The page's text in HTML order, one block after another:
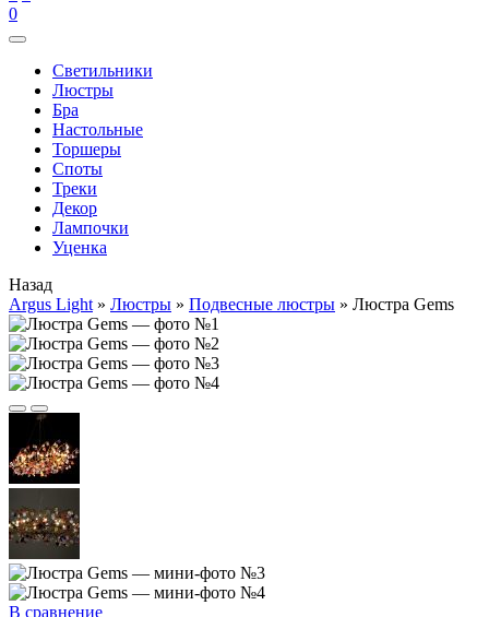
0
Cветильники
Люстры
Бра
Настольные
Торшеры
Споты
Треки
Декор
Лампочки
Уценка
Назад
Argus Light » Люстры » Подвесные люстры » Люстра Gems
В сравнение